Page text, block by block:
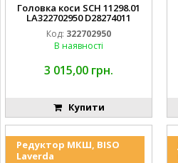
Головка коси SCH 11298.01
LA322702950 D28274011
Код: 322702950
В наявності
3 015,00 грн.
Купити
Редуктор МКШ, BISO
Laverda